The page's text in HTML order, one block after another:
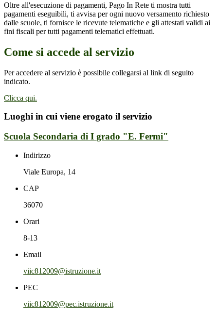
Oltre all'esecuzione di pagamenti, Pago In Rete ti mostra tutti
pagamenti eseguibili, ti avvisa per ogni nuovo versamento richiesto
dalle scuole, ti fornisce le ricevute telematiche e gli attestati validi ai
fini fiscali per tutti pagamenti telematici effettuati.
Come si accede al servizio
Per accedere al servizio è possibile collegarsi al link di seguito
indicato.
Clicca qui.
Luoghi in cui viene erogato il servizio
Scuola Secondaria di I grado "E. Fermi"
Indirizzo
Viale Europa, 14
CAP
36070
Orari
8-13
Email
viic812009@istruzione.it
PEC
viic812009@pec.istruzione.it